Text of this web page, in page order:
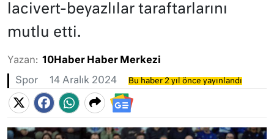
lacivert-beyazlılar taraftarlarını
mutlu etti.
Yazan: 10Haber Haber Merkezi
Spor 14 Aralık 2024 Bu haber 2 yıl önce yayınlandı